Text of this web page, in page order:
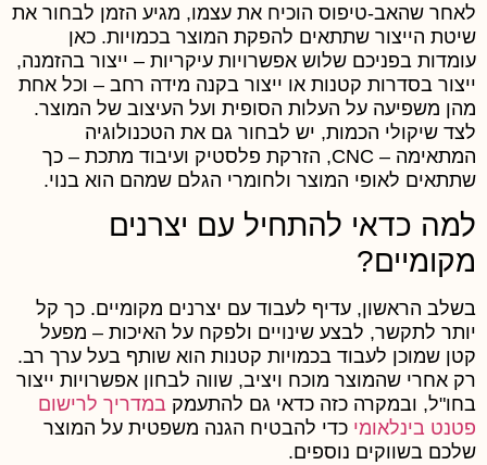
שהאב-טיפוס הוכיח את עצמו, מגיע הזמן לבחור את
הייצור שתתאים להפקת המוצר בכמויות. כאן
בפניכם שלוש אפשרויות עיקריות – ייצור בהזמנה,
בסדרות קטנות או ייצור בקנה מידה רחב – וכל אחת
משפיעה על העלות הסופית ועל העיצוב של המוצר.
שיקולי הכמות, יש לבחור גם את הטכנולוגיה
המתאימה – CNC, הזרקת פלסטיק ועיבוד מתכת – כך
לאופי המוצר ולחומרי הגלם שמהם הוא בנוי.
כדאי להתחיל עם יצרנים
הראשון, עדיף לעבוד עם יצרנים מקומיים. כך קל
לתקשר, לבצע שינויים ולפקח על האיכות – מפעל
שמוכן לעבוד בכמויות קטנות הוא שותף בעל ערך רב.
אחרי שהמוצר מוכח ויציב, שווה לבחון אפשרויות ייצור
ובמקרה כזה כדאי גם להתעמקבמדריך לרישום
בינלאומיכדי להבטיח הגנה משפטית על המוצר
בשווקים נוספים.